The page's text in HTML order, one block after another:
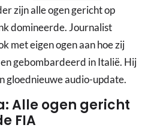
zijn alle ogen gericht op
domineerde. Journalist
met eigen ogen aan hoe zij
gebombardeerd in Italië. Hij
gloednieuwe audio-update.
Alle ogen gericht
FIA